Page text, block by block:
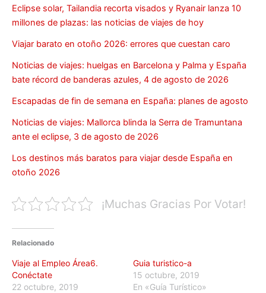
Eclipse solar, Tailandia recorta visados y Ryanair lanza 10
millones de plazas: las noticias de viajes de hoy
Viajar barato en otoño 2026: errores que cuestan caro
Noticias de viajes: huelgas en Barcelona y Palma y España
bate récord de banderas azules, 4 de agosto de 2026
Escapadas de fin de semana en España: planes de agosto
Noticias de viajes: Mallorca blinda la Serra de Tramuntana
ante el eclipse, 3 de agosto de 2026
Los destinos más baratos para viajar desde España en
otoño 2026
¡Muchas Gracias Por Votar!
Relacionado
Viaje al Empleo Área6.
Conéctate
22 octubre, 2019
Guia turistico-a
15 octubre, 2019
En «Guía Turístico»